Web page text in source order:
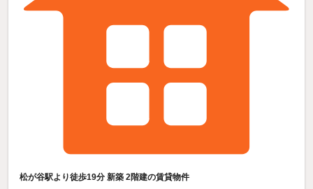
松が谷駅より徒歩19分 新築 2階建の賃貸物件